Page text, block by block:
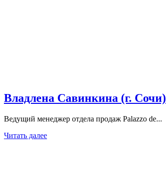
Владлена Савинкина (г. Сочи)
Ведущий менеджер отдела продаж Palazzo de...
Читать далее